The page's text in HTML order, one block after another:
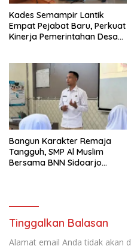
Kades Semampir Lantik
Empat Pejabat Baru, Perkuat
Kinerja Pemerintahan Desa
Bangun Karakter Remaja
Tangguh, SMP Al Muslim
Bersama BNN Sidoarjo
Tinggalkan Balasan
Alamat email Anda tidak akan